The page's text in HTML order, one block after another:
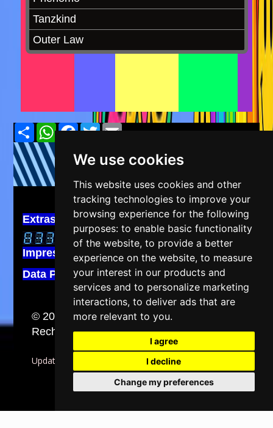
We use cookies
This website uses cookies and other
tracking technologies to improve your
browsing experience for the following
purposes: to enable basic functionality
of the website, to provide a better
experience on the website, to measure
your interest in our products and
services and to personalize marketing
interactions, to deliver ads that are
more relevant to you.
I agree
I decline
Change my preferences
Share WhatsAppFacebook
Twitter
Extras:
Impressum
Data Protection
© 2026 www.speedy-chic-chac.com | Alle
Rechte vorbehalten
Update cookies preferences